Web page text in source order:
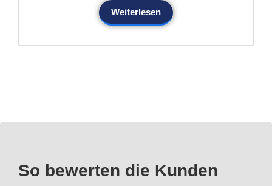
Weiterlesen
So bewerten die Kunden